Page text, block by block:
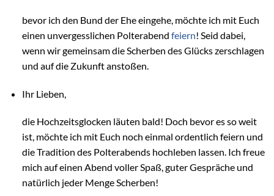
bevor ich den Bund der Ehe eingehe, möchte ich mit Euch
einen unvergesslichen Polterabend feiern! Seid dabei,
wenn wir gemeinsam die Scherben des Glücks zerschlagen
und auf die Zukunft anstoßen.
Ihr Lieben,
die Hochzeitsglocken läuten bald! Doch bevor es so weit
ist, möchte ich mit Euch noch einmal ordentlich feiern und
die Tradition des Polterabends hochleben lassen. Ich freue
mich auf einen Abend voller Spaß, guter Gespräche und
natürlich jeder Menge Scherben!